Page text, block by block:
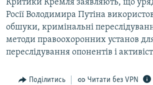
Критики Кремля заявляють, що
Росії Володимира Путіна
обшуки, кримінальні
методи правоохоронних установ
переслідування опонентів і
Поділитись Читати без VPN